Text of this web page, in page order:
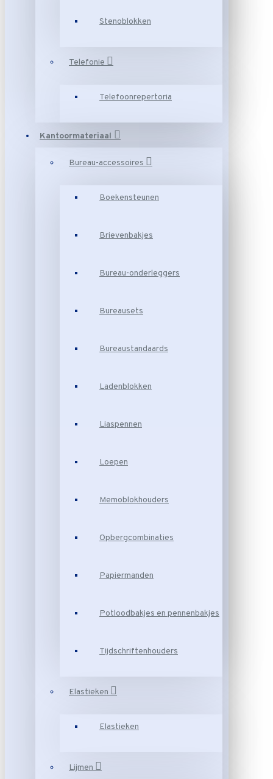
Stenoblokken
Telefonie
Telefoonrepertoria
Kantoormateriaal
Bureau-accessoires
Boekensteunen
Brievenbakjes
Bureau-onderleggers
Bureausets
Bureaustandaards
Ladenblokken
Liaspennen
Loepen
Memoblokhouders
Opbergcombinaties
Papiermanden
Potloodbakjes en pennenbakjes
Tijdschriftenhouders
Elastieken
Elastieken
Lijmen